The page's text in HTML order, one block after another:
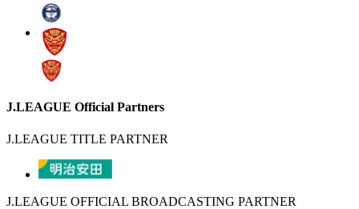
J.LEAGUE Official Partners
J.LEAGUE TITLE PARTNER
J.LEAGUE OFFICIAL BROADCASTING PARTNER